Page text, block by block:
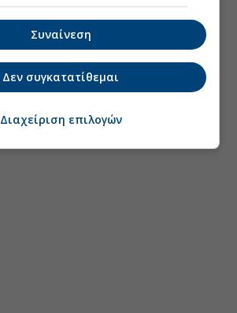
Συναίνεση
Δεν συγκατατίθεμαι
Διαχείριση επιλογών